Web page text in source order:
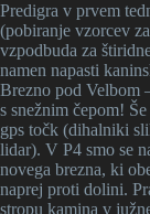
Predigra v prvem
(pobiranje vzorcev
vzpodbuda za
namen napasti
Brezno pod Velbom
s snežnim čepom!
gps točk (dihalniki
lidar). V P4 smo se
novega brezna, ki
naprej proti dolini.
stropu kamina v